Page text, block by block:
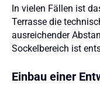
In vielen Fällen ist
Terrasse die
ausreichender
Sockelbereich ist
Einbau einer